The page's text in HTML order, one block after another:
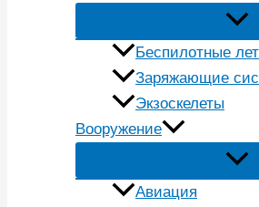
Беспилотные
Заряжающие
Экзоскелеты
Вооружение
Авиация